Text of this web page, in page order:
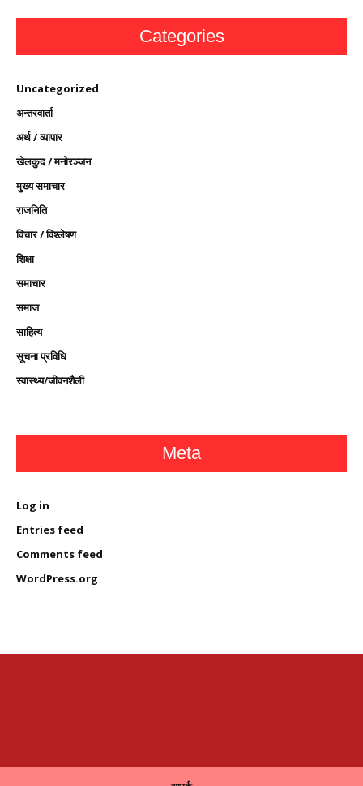
Categories
Uncategorized
अन्तरवार्ता
अर्थ / व्यापार
खेलकुद / मनोरञ्जन
मुख्य समाचार
राजनिति
विचार / विश्लेषण
शिक्षा
समाचार
समाज
साहित्य
सूचना प्रविधि
स्वास्थ्य/जीवनशैली
Meta
Log in
Entries feed
Comments feed
WordPress.org